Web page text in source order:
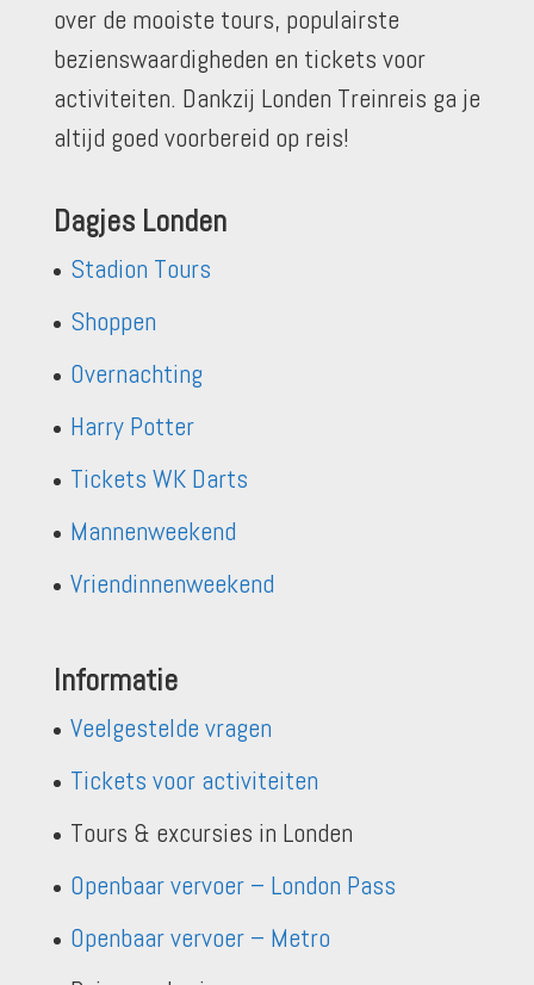
over de mooiste tours, populairste
bezienswaardigheden en tickets voor
activiteiten. Dankzij Londen Treinreis ga je
altijd goed voorbereid op reis!
Dagjes Londen
Stadion Tours
Shoppen
Overnachting
Harry Potter
Tickets WK Darts
Mannenweekend
Vriendinnenweekend
Informatie
Veelgestelde vragen
Tickets voor activiteiten
Tours & excursies in Londen
Openbaar vervoer – London Pass
Openbaar vervoer – Metro